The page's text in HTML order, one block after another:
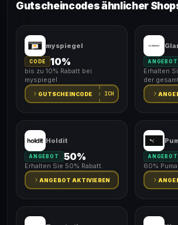
Gutscheincodes ähnlicher
myspiegel
CODE 10%
bis zu 10% Rabatt bei
myspiegel
GUTSCHEINCODE ICH
ANGEBOT
Erhalten
der
Holdit
ANGEBOT 50%
Erhalten Sie 50% Rabatt.
ANGEBOT AKTIVIEREN
ANGEBOT
60%